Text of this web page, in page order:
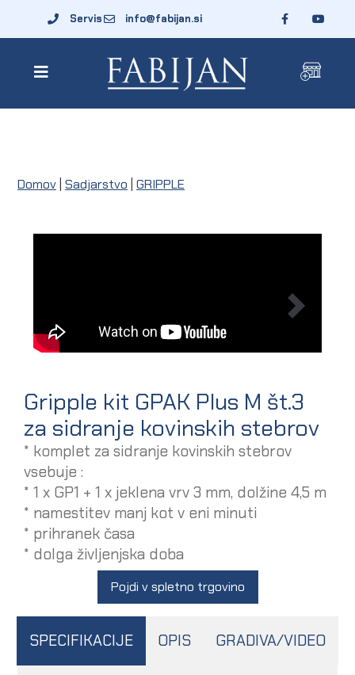
Servis info@fabijan.si
Domov Sadjarstvo GRIPPLE
Gripple kit GPAK Plus M št.3
za sidranje kovinskih stebrov
* komplet za sidranje kovinskih stebrov
vsebuje :
* 1 x GP1 + 1 x jeklena vrv 3 mm, dolžine 4,5 m
* namestitev manj kot v eni minuti
* prihranek časa
* dolga življenjska doba
Pojdi v spletno trgovino
SPECIFIKACIJE OPIS GRADIVA/VIDEO